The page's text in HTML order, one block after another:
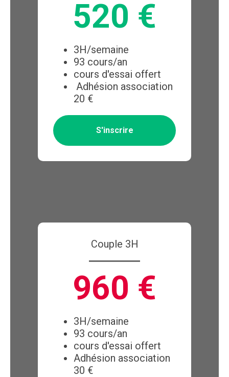
520 €
3H/semaine
93 cours/an
cours d'essai offert
Adhésion association
20 €
S'inscrire
Couple 3H
960 €
3H/semaine
93 cours/an
cours d'essai offert
Adhésion association
30 €